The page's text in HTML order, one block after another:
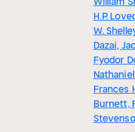
H.P.
W.
Dazai,
Fyodor
Frances
Burnett,